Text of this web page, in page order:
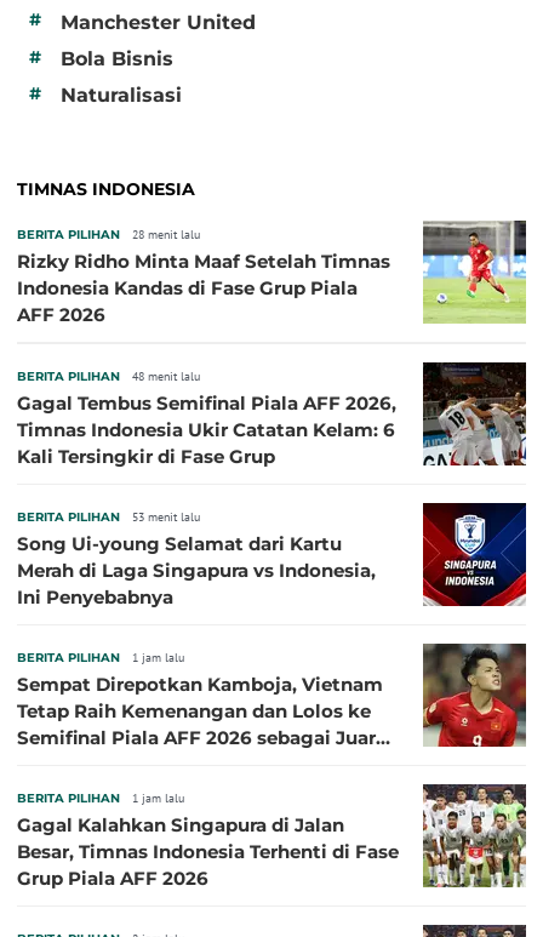
# Manchester United
# Bola Bisnis
# Naturalisasi
TIMNAS INDONESIA
BERITA PILIHAN 28 menit lalu
Rizky Ridho Minta Maaf Setelah Timnas
Indonesia Kandas di Fase Grup Piala
AFF 2026
BERITA PILIHAN 48 menit lalu
Gagal Tembus Semifinal Piala AFF 2026,
Timnas Indonesia Ukir Catatan Kelam: 6
Kali Tersingkir di Fase Grup
BERITA PILIHAN 53 menit lalu
Song Ui-young Selamat dari Kartu
Merah di Laga Singapura vs Indonesia,
Ini Penyebabnya
BERITA PILIHAN 1 jam lalu
Sempat Direpotkan Kamboja, Vietnam
Tetap Raih Kemenangan dan Lolos ke
Semifinal Piala AFF 2026 sebagai Juara
BERITA PILIHAN 1 jam lalu
Gagal Kalahkan Singapura di Jalan
Besar, Timnas Indonesia Terhenti di Fase
Grup Piala AFF 2026